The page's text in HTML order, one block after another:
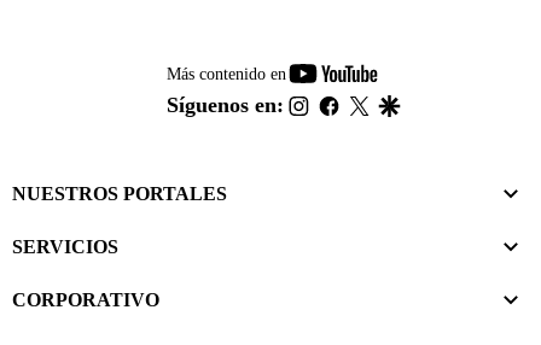
Más contenido en
youtube-
footer
Síguenos en: instagram
facebook
twitter
NUESTROS PORTALES
SERVICIOS
CORPORATIVO